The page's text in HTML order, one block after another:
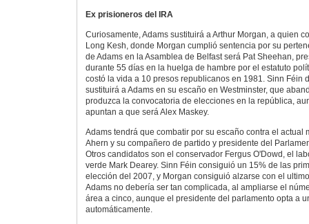
Ex prisioneros del IRA
Curiosamente, Adams sustituirá a Arthur Morgan, a quien
Long Kesh, donde Morgan cumplió sentencia por su
de Adams en la Asamblea de Belfast será Pat Sheehan,
durante 55 días en la huelga de hambre por el estatuto
costó la vida a 10 presos republicanos en 1981. Sinn Féin
sustituirá a Adams en su escaño en Westminster, que
produzca la convocatoria de elecciones en la república,
apuntan a que será Alex Maskey.
Adams tendrá que combatir por su escaño contra el actual
Ahern y su compañero de partido y presidente del
Otros candidatos son el conservador Fergus O'Dowd, el
verde Mark Dearey. Sinn Féin consiguió un 15% de las
elección del 2007, y Morgan consiguió alzarse con el
Adams no debería ser tan complicada, al ampliarse el
área a cinco, aunque el presidente del parlamento opta a
automáticamente.